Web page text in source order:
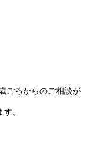
ごろからのご相談が
。